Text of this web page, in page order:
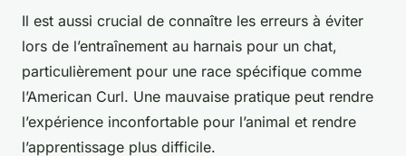
Il est aussi crucial de connaître les erreurs à éviter
lors de l’entraînement au harnais pour un chat,
particulièrement pour une race spécifique comme
l’American Curl. Une mauvaise pratique peut rendre
l’expérience inconfortable pour l’animal et rendre
l’apprentissage plus difficile.